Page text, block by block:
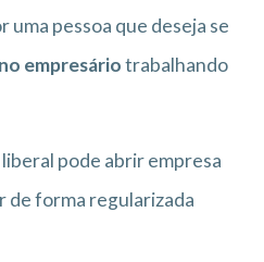
pessoa que deseja se
empresáriotrabalhando
pode abrir empresa
de forma regularizada